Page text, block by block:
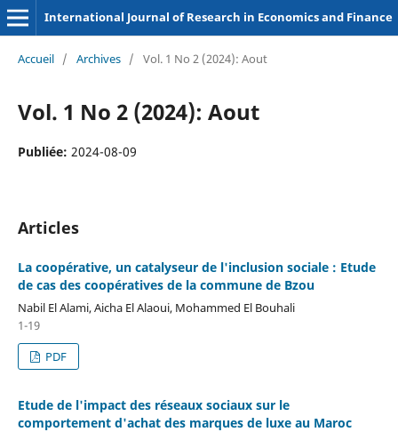
International Journal of Research in Economics and Finance
Accueil / Archives / Vol. 1 No 2 (2024): Aout
Vol. 1 No 2 (2024): Aout
Publiée: 2024-08-09
Articles
La coopérative, un catalyseur de l'inclusion sociale : Etude
de cas des coopératives de la commune de Bzou
Nabil El Alami, Aicha El Alaoui, Mohammed El Bouhali
1-19
PDF
Etude de l'impact des réseaux sociaux sur le
comportement d'achat des marques de luxe au Maroc